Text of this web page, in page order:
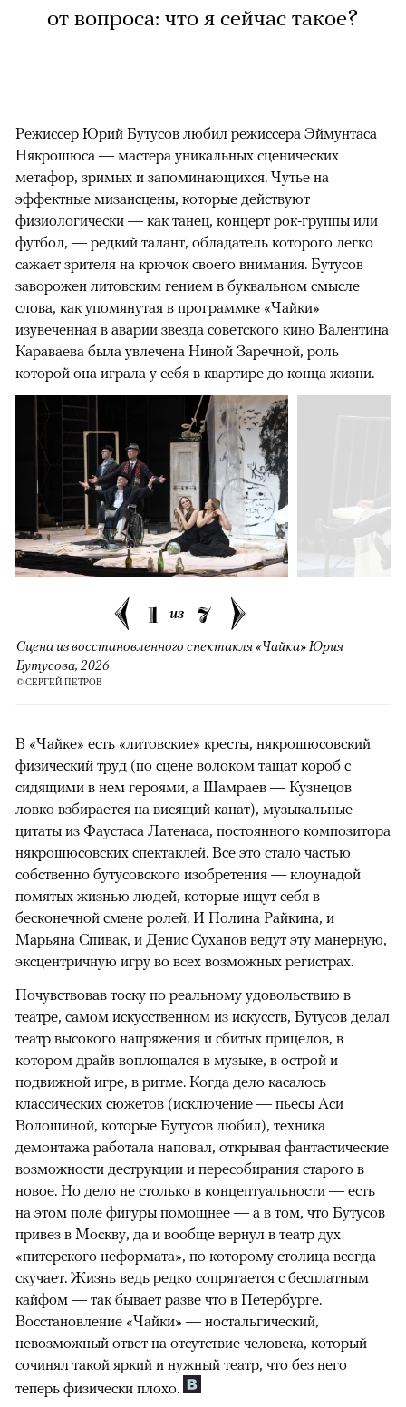
от вопроса: что я сейчас такое?
Режиссер Юрий Бутусов любил режиссера Эймунтаса
Някрошюса — мастера уникальных сценических
метафор, зримых и запоминающихся. Чутье на
эффектные мизансцены, которые действуют
физиологически — как танец, концерт рок-группы или
футбол, — редкий талант, обладатель которого легко
сажает зрителя на крючок своего внимания. Бутусов
заворожен литовским гением в буквальном смысле
слова, как упомянутая в программке «Чайки»
изувеченная в аварии звезда советского кино Валентина
Караваева была увлечена Ниной Заречной, роль
которой она играла у себя в квартире до конца жизни.
1 из 7
Сцена из восстановленного спектакля «Чайка» Юрия
Бутусова, 2026
© СЕРГЕЙ ПЕТРОВ
В «Чайке» есть «литовские» кресты, някрошюсовский
физический труд (по сцене волоком тащат короб с
сидящими в нем героями, а Шамраев — Кузнецов
ловко взбирается на висящий канат), музыкальные
цитаты из Фаустаса Латенаса, постоянного композитора
някрошюсовских спектаклей. Все это стало частью
собственно бутусовского изобретения — клоунадой
помятых жизнью людей, которые ищут себя в
бесконечной смене ролей. И Полина Райкина, и
Марьяна Спивак, и Денис Суханов ведут эту манерную,
эксцентричную игру во всех возможных регистрах.
Почувствовав тоску по реальному удовольствию в
театре, самом искусственном из искусств, Бутусов делал
театр высокого напряжения и сбитых прицелов, в
котором драйв воплощался в музыке, в острой и
подвижной игре, в ритме. Когда дело касалось
классических сюжетов (исключение — пьесы Аси
Волошиной, которые Бутусов любил), техника
демонтажа работала наповал, открывая фантастические
возможности деструкции и пересобирания старого в
новое. Но дело не столько в концептуальности — есть
на этом поле фигуры помощнее — а в том, что Бутусов
привез в Москву, да и вообще вернул в театр дух
«питерского неформата», по которому столица всегда
скучает. Жизнь ведь редко сопрягается с бесплатным
кайфом — так бывает разве что в Петербурге.
Восстановление «Чайки» — ностальгический,
невозможный ответ на отсутствие человека, который
сочинял такой яркий и нужный театр, что без него
теперь физически плохо.